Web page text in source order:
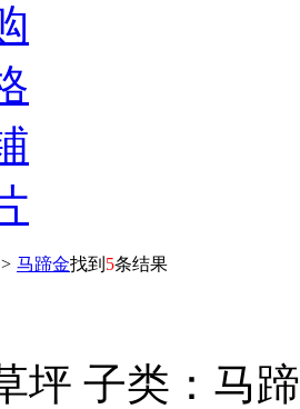
> 马蹄金找到 5条结果
坪 子类：马